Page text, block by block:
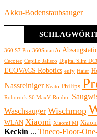
Akku-Bodenstaubsauger
360 S7 Pro 360SmartAi
Cecotec Cepillo Jalisco Digital Slim
ECOVACS Robotics eufy Haier
Nassreiniger Neato Philips
Roborock S6 MaxV Roidmi
Waschsauger Wischmop
WLAN Xiaomi Xiaomi Mi
Keckin ... Tineco-Floor-